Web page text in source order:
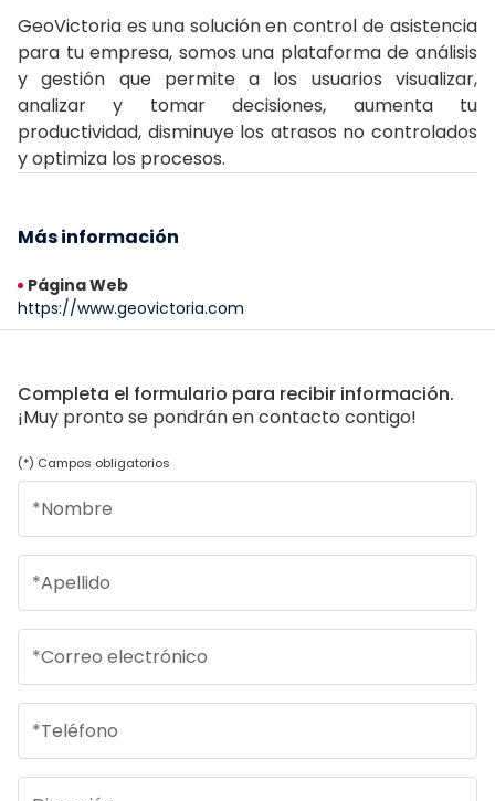
GeoVictoria es una solución en control de asistencia
para tu empresa, somos una plataforma de análisis
y gestión que permite a los usuarios visualizar,
analizar y tomar decisiones, aumenta tu
productividad, disminuye los atrasos no controlados
y optimiza los procesos.
Más información
Página Web
https://www.geovictoria.com
Completa el formulario para recibir información.
¡Muy pronto se pondrán en contacto contigo!
(*) Campos obligatorios